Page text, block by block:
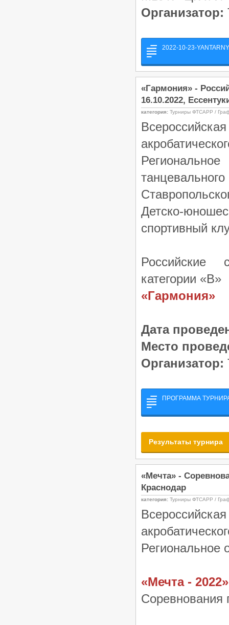
Организатор:
2022-10-23-
«Гармония» -
16.10.2022,
категория: Турниры ФТСАРР /
Детско-
спортивный
Российские
категории «B»
«Гармония»
Дата
Место
Организатор:
ПРОГРАММА
Результаты турнира
«Мечта» -
Краснодар
категория: Турниры ФТСАРР /
Региональное
«Мечта - 2022»
Соревнования